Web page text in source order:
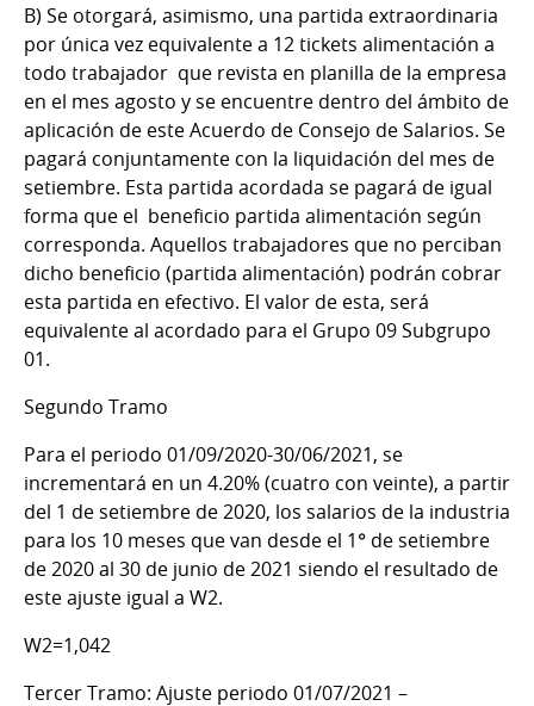
B) Se otorgará, asimismo, una partida extraordinaria
por única vez equivalente a 12 tickets alimentación a
todo trabajador que revista en planilla de la empresa
en el mes agosto y se encuentre dentro del ámbito de
aplicación de este Acuerdo de Consejo de Salarios. Se
pagará conjuntamente con la liquidación del mes de
setiembre. Esta partida acordada se pagará de igual
forma que el beneficio partida alimentación según
corresponda. Aquellos trabajadores que no perciban
dicho beneficio (partida alimentación) podrán cobrar
esta partida en efectivo. El valor de esta, será
equivalente al acordado para el Grupo 09 Subgrupo
01.
Segundo Tramo
Para el periodo 01/09/2020-30/06/2021, se
incrementará en un 4.20% (cuatro con veinte), a partir
del 1 de setiembre de 2020, los salarios de la industria
para los 10 meses que van desde el 1° de setiembre
de 2020 al 30 de junio de 2021 siendo el resultado de
este ajuste igual a W2.
W2=1,042
Tercer Tramo: Ajuste periodo 01/07/2021 –